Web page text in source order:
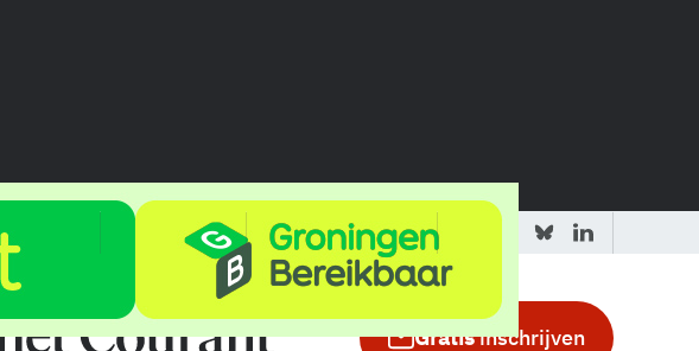
Tip de redactie Adverteren in de GIC
Gratisinschrijven